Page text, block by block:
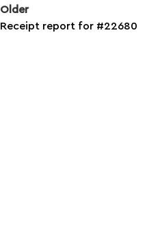
Older
Receipt report for #22680